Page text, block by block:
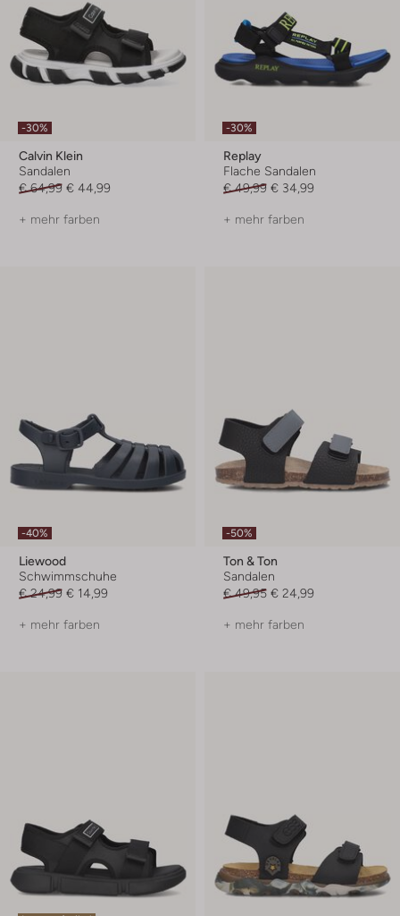
-30%
Calvin Klein
Sandalen
€ 64,99 € 44,99
+ mehr farben
-30%
Replay
Flache Sandalen
€ 49,99 € 34,99
+ mehr farben
-40%
Liewood
Schwimmschuhe
€ 24,99 € 14,99
+ mehr farben
-50%
Ton & Ton
Sandalen
€ 49,95 € 24,99
+ mehr farben